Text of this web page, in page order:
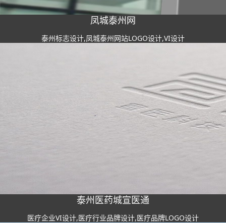
凤城泰州网
泰州标志设计,凤城泰州网站LOGO设计,VI设计
泰州医药城宣医通
医疗企业VI设计,医疗行业品牌设计,医疗品牌LOGO设计